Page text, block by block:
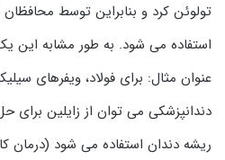
تولوئن کرد و بنابراین توسط
استفاده می شود. به طور مشابه این
عنوان مثال: برای فولاد، ویفرهای
دندانپزشکی می توان از زایلین برای
ریشه دندان استفاده می شود (درمان